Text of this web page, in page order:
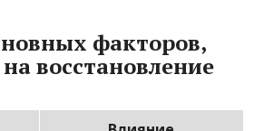
факторов,
восстановление